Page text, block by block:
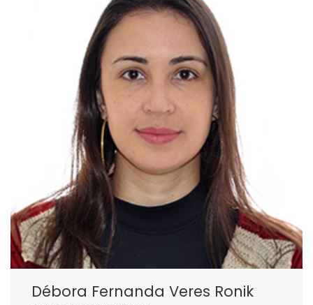
Débora Fernanda Veres Ronik